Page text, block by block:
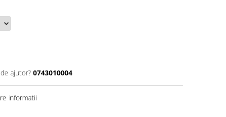
ajutor? 0743010004
informatii